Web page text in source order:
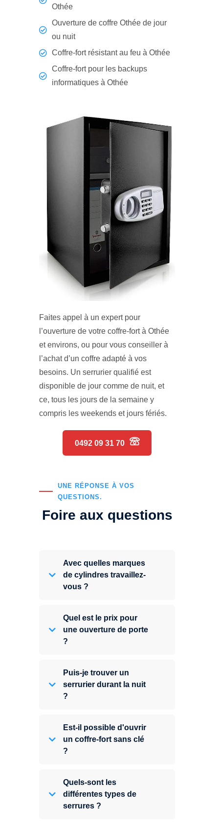
Othée
Ouverture de coffre Othée de jour
ou nuit
Coffre-fort résistant au feu à Othée
Coffre-fort pour les backups
informatiques à Othée
Faites appel à un expert pour
l’ouverture de votre coffre-fort à Othée
et environs, ou pour vous conseiller à
l’achat d’un coffre adapté à vos
besoins. Un serrurier qualifié est
disponible de jour comme de nuit, et
ce, tous les jours de la semaine y
compris les weekends et jours fériés.
0492 09 31 70
UNE RÉPONSE À VOS
QUESTIONS.
Foire aux questions
Avec quelles marques
de cylindres travaillez-
vous ?
Quel est le prix pour
une ouverture de porte
?
Puis-je trouver un
serrurier durant la nuit
?
Est-il possible d'ouvrir
un coffre-fort sans clé
?
Quels-sont les
différentes types de
serrures ?